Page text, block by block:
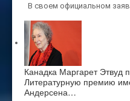
В своем официальном
Канадка Маргарет Этвуд
Литературную премию
Андерсена…